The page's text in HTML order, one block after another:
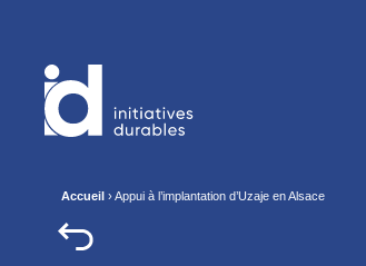
Accueil ›Appui à l’implantation d’Uzaje en Alsace